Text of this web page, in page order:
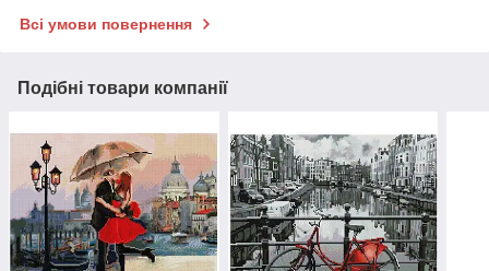
Всі умови повернення
Подібні товари компанії